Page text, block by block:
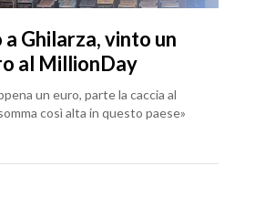
Ghilarza, vinto un
al MillionDay
un euro, parte la caccia al
così alta in questo paese»